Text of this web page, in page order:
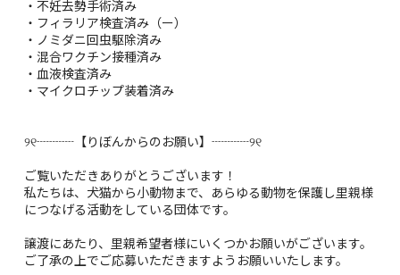
・不妊去勢手術済み
・フィラリア検査済み（ー）
・ノミダニ回虫駆除済み
・混合ワクチン接種済み
・血液検査済み
・マイクロチップ装着済み
୨୧┈┈┈【りぼんからのお願い】┈┈┈୨୧
ご覧いただきありがとうございます！
私たちは、犬猫から小動物まで、あらゆる動物を保護し里親様
につなげる活動をしている団体です。
譲渡にあたり、里親希望者様にいくつかお願いがございます。
ご了承の上でご応募いただきますようお願いいたします。